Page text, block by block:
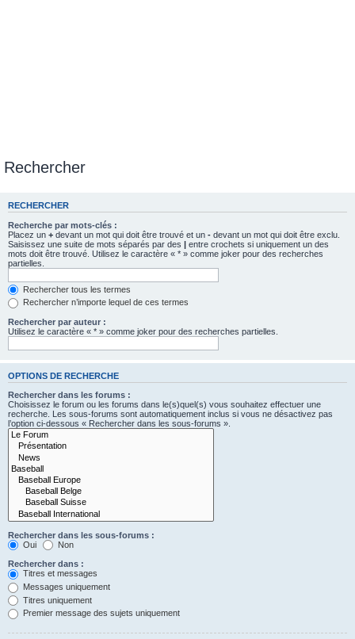
Rechercher
RECHERCHER
Recherche par mots-clés :
Placez un + devant un mot qui doit être trouvé et un - devant un mot qui doit être exclu.
Saisissez une suite de mots séparés par des | entre crochets si uniquement un des
mots doit être trouvé. Utilisez le caractère « * » comme joker pour des recherches
partielles.
Rechercher tous les termes
Rechercher n’importe lequel de ces termes
Rechercher par auteur :
Utilisez le caractère « * » comme joker pour des recherches partielles.
OPTIONS DE RECHERCHE
Rechercher dans les forums :
Choisissez le forum ou les forums dans le(s)quel(s) vous souhaitez effectuer une
recherche. Les sous-forums sont automatiquement inclus si vous ne désactivez pas
l’option ci-dessous « Rechercher dans les sous-forums ».
Rechercher dans les sous-forums :
Oui
Non
Rechercher dans :
Titres et messages
Messages uniquement
Titres uniquement
Premier message des sujets uniquement